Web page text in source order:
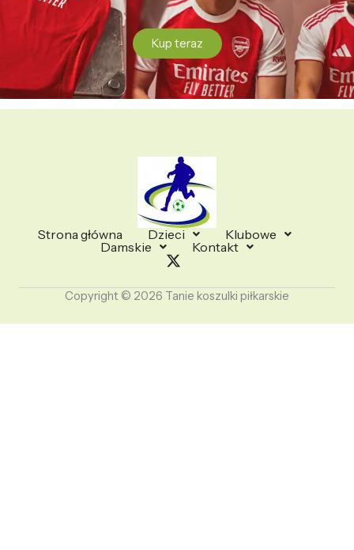
Kup teraz
Strona główna Dzieci
Klubowe
Damskie
Kontakt
Copyright © 2026 Tanie koszulki piłkarskie